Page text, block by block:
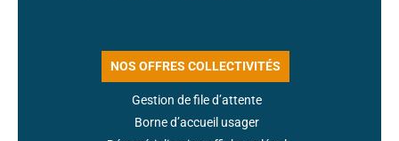
NOS OFFRES COLLECTIVITÉS
Gestion de file d’attente
Borne d’accueil usager